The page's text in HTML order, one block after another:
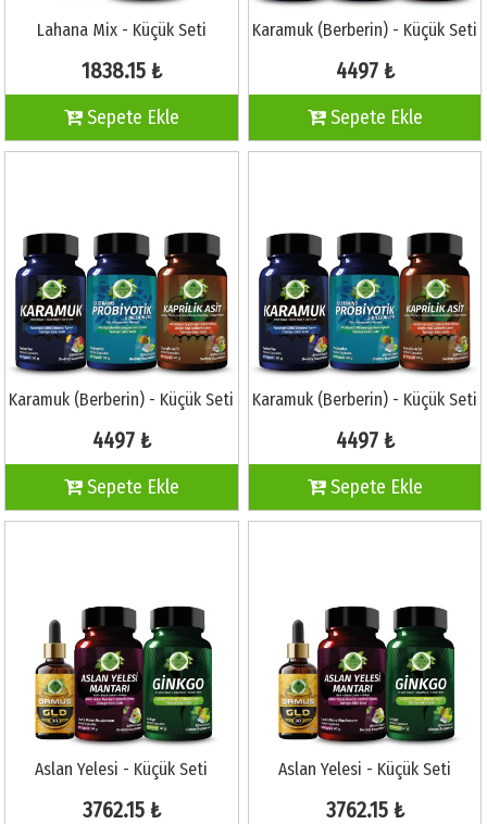
Lahana Mix - Küçük Seti
1838.15 ₺
Sepete Ekle
Karamuk (Berberin) - Küçük Seti
4497 ₺
Sepete Ekle
Karamuk (Berberin) - Küçük Seti
4497 ₺
Sepete Ekle
Karamuk (Berberin) - Küçük Seti
4497 ₺
Sepete Ekle
Aslan Yelesi - Küçük Seti
3762.15 ₺
Aslan Yelesi - Küçük Seti
3762.15 ₺